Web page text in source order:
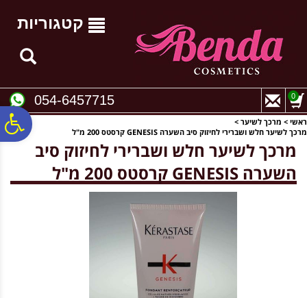
נגישות
קטגוריות
054-6457715 0
ראשי > מרכך לשיער >
מרכך לשיער חלש ושברירי לחיזוק סיב השערה GENESIS קרסטס 200 מ"ל
מרכך לשיער חלש ושברירי לחיזוק סיב
השערה GENESIS קרסטס 200 מ"ל